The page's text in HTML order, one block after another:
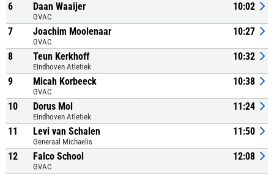
6 Daan Waaijer
GVAC
10:02
7 Joachim Moolenaar
GVAC
10:27
8 Teun Kerkhoff
Eindhoven Atletiek
10:32
9 Micah Korbeeck
GVAC
10:38
10 Dorus Mol
Eindhoven Atletiek
11:24
11 Levi van Schalen
Generaal Michaelis
11:50
12 Falco School
GVAC
12:08